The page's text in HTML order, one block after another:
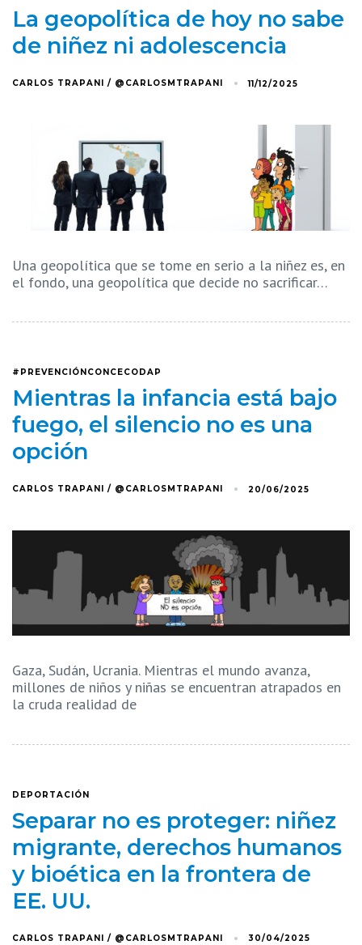
La geopolítica de hoy no sabe
de niñez ni adolescencia
CARLOS TRAPANI / @CARLOSMTRAPANI 11/12/2025
Una geopolítica que se tome en serio a la niñez es, en
el fondo, una geopolítica que decide no sacrificar…
#PREVENCIÓNCONCECODAP
Mientras la infancia está bajo
fuego, el silencio no es una
opción
CARLOS TRAPANI / @CARLOSMTRAPANI 20/06/2025
Gaza, Sudán, Ucrania. Mientras el mundo avanza,
millones de niños y niñas se encuentran atrapados en
la cruda realidad de
DEPORTACIÓN
Separar no es proteger: niñez
migrante, derechos humanos
y bioética en la frontera de
EE. UU.
CARLOS TRAPANI / @CARLOSMTRAPANI 30/04/2025